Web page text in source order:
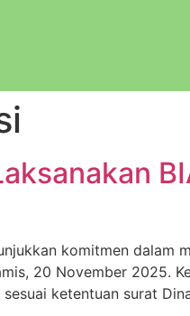
komitmen
20 November 2025.
ketentuan surat